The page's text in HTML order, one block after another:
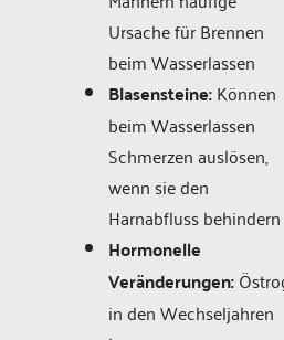
Ursache für Brennen
beim Wasserlassen
Blasensteine:Können
beim Wasserlassen
Schmerzen auslösen,
wenn sie den
Harnabfluss behindern
Hormonelle
Veränderungen:
in den Wechseljahren